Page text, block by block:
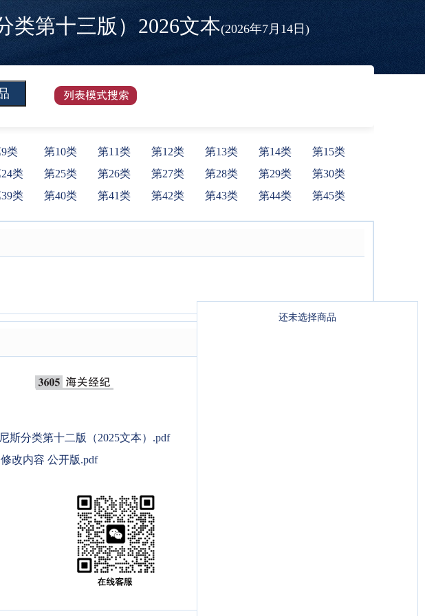
第十三版）2026文本(2026年7月14日)
类 第10类 第11类 第12类 第13类 第14类
第15类
类 第25类 第26类 第27类 第28类 第29类
第30类
类 第40类 第41类 第42类 第43类 第44类 第45类
斯分类第十二版（2025文本）.pdf
改内容 公开版.pdf
还未选择商品